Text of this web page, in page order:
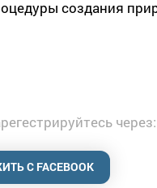
создания
через:
С FACEBOOK